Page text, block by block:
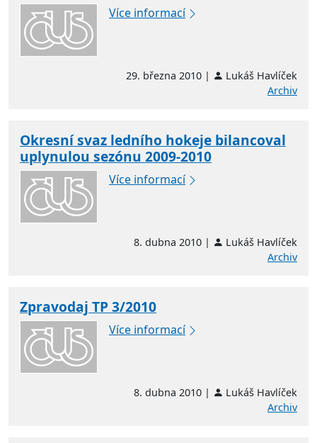
Více informací
29. března 2010 |
Lukáš Havlíček
Archiv
Okresní svaz ledního hokeje bilancoval
uplynulou sezónu 2009-2010
Více informací
8. dubna 2010 |
Lukáš Havlíček
Archiv
Zpravodaj TP 3/2010
Více informací
8. dubna 2010 |
Lukáš Havlíček
Archiv